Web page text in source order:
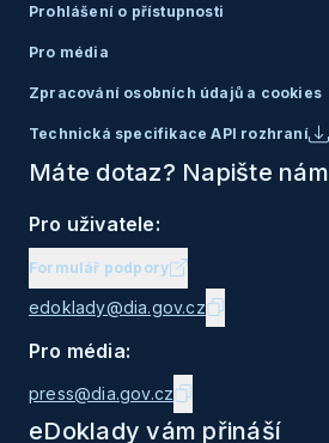
Prohlášení o přístupnosti
Pro média
Zpracování osobních údajů a cookies
Technická specifikace API rozhraní
Máte dotaz? Napište nám
Pro uživatele:
Formulář podpory
edoklady@dia.gov.cz
Pro média:
press@dia.gov.cz
eDoklady vám přináší